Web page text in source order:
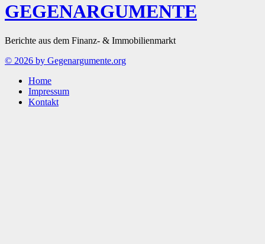
GEGENARGUMENTE
Berichte aus dem Finanz- & Immobilienmarkt
© 2026 by Gegenargumente.org
Home
Impressum
Kontakt